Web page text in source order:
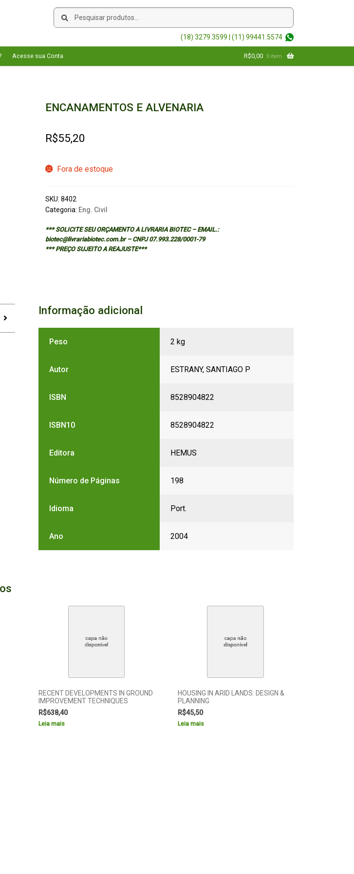
Pesquisar
Pesquisar
(18) 3279.3599 | (11) 99441.5574
Acesse sua Conta R$0,00 0 item
ENCANAMENTOS E ALVENARIA
R$55,20
Fora de estoque
SKU: 8402
Categoria: Eng. Civil
*** SOLICITE SEU ORÇAMENTO A LIVRARIA BIOTEC – EMAIL.:
biotec@livrariabiotec.com.br – CNPJ 07.993.228/0001-79
*** PREÇO SUJEITO A REAJUSTE***
Informação adicional
Peso 2 kg
Autor ESTRANY, SANTIAGO P
ISBN 8528904822
ISBN10 8528904822
Editora HEMUS
Número de Páginas 198
Idioma Port.
Ano 2004
RECENT DEVELOPMENTS IN GROUND
IMPROVEMENT TECHNIQUES
R$638,40
Leia mais
HOUSING IN ARID LANDS: DESIGN &
PLANNING
R$45,50
Leia mais